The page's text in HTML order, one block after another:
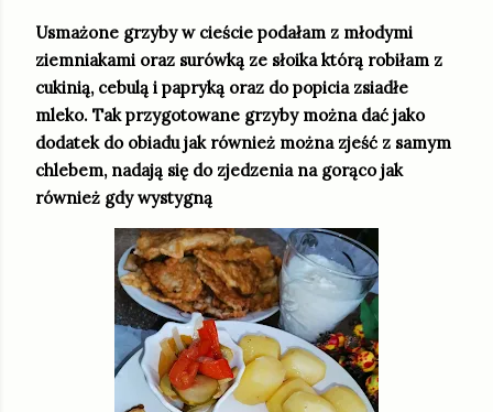
Usmażone grzyby w cieście podałam z młodymi
ziemniakami oraz surówką ze słoika którą robiłam z
cukinią, cebulą i papryką oraz do popicia zsiadłe
mleko. Tak przygotowane grzyby można dać jako
dodatek do obiadu jak również można zjeść z samym
chlebem, nadają się do zjedzenia na gorąco jak
również gdy wystygną